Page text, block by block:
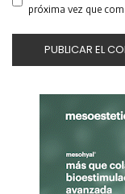
próxima vez que